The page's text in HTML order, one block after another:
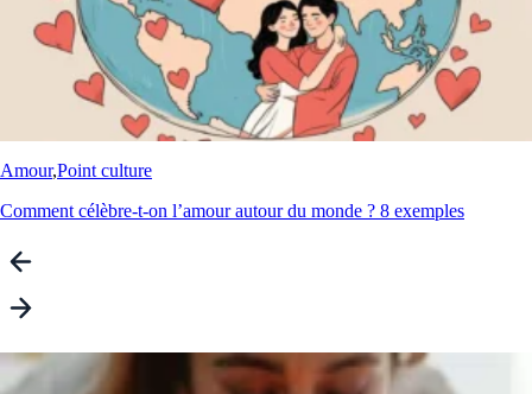
Amour,Point culture
Comment célèbre-t-on l’amour autour du monde ? 8 exemples